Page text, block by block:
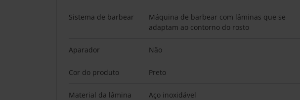
Sistema de barbear
Máquina de barbear com lâminas que se
adaptam ao contorno do rosto
Aparador Não
Cor do produto Preto
Material da lâmina Aço inoxidável